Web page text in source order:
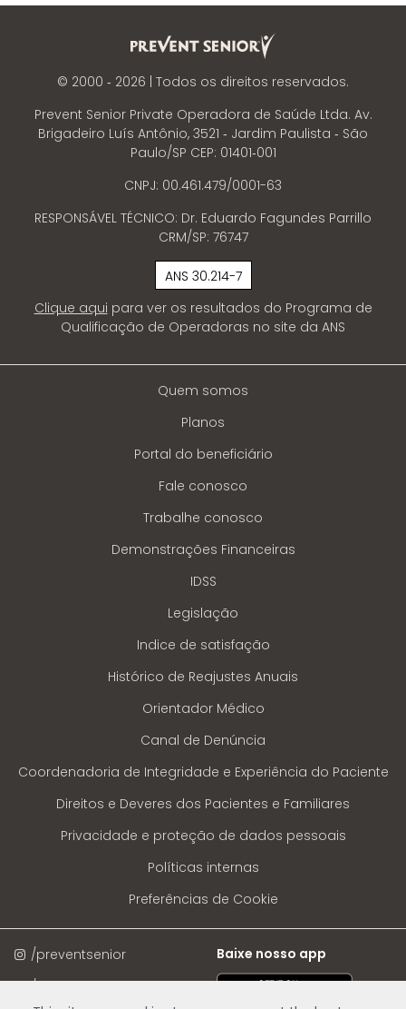
Quem somos
Planos
Portal do beneficiário
Fale conosco
Trabalhe conosco
Demonstrações Financeiras
IDSS
Legislação
Indice de satisfação
Histórico de Reajustes Anuais
Orientador Médico
Canal de Denúncia
Coordenadoria de Integridade e Experiência do Paciente
Direitos e Deveres dos Pacientes e Familiares
Privacidade e proteção de dados pessoais
Políticas internas
Preferências de Cookie
/preventsenior
/preventsenioroficial
Baixe nosso app
© 2000 ‐ 2026 | Todos os direitos reservados.
Prevent Senior Private Operadora de Saúde Ltda. Av.
Brigadeiro Luís Antônio, 3521 ‐ Jardim Paulista ‐ São
Paulo/SP CEP: 01401‐001
CNPJ: 00.461.479/0001-63
RESPONSÁVEL TÉCNICO: Dr. Eduardo Fagundes Parrillo
CRM/SP: 76747
ANS 30.214-7
Clique aqui para ver os resultados do Programa de
Qualificação de Operadoras no site da ANS